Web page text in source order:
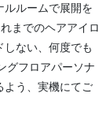
ルルームで展開を
までのヘアアイロ
しない、何度でも
グフロアパーソナ
よう、実機にてご